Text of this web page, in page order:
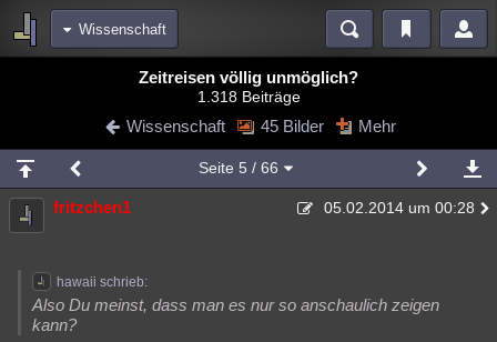
Wissenschaft
Blogs Videos
Chat Wiki Neuigkeiten
meine Rubriken
Menschen Wissenschaft Mystery Kriminalfälle
Natur Umfragen Unterhaltung
weitere Rubriken
Zeitreisen völlig unmöglich?
1.318 Beiträge
Wissenschaft 45 Bilder Mehr
Seite 5 / 66
fritzchen1 05.02.2014 um 00:28
hawaii schrieb:
Also Du meinst, dass man es nur so anschaulich zeigen
kann?